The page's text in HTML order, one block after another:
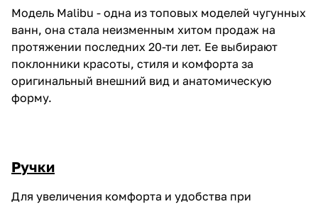
Модель Malibu - одна из топовых моделей чугунных
ванн, она стала неизменным хитом продаж на
протяжении последних 20-ти лет. Ее выбирают
поклонники красоты, стиля и комфорта за
оригинальный внешний вид и анатомическую
форму.
Ручки
Для увеличения комфорта и удобства при